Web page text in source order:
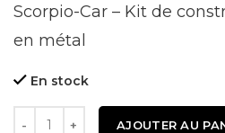
Scorpio-Сar – Kit de
en métal
En stock
AJOUTER AU